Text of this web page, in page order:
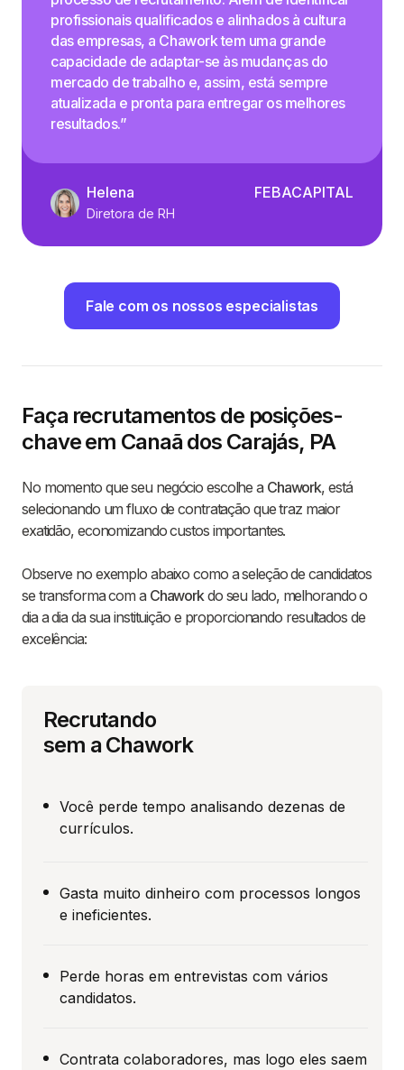
profissionais qualificados e alinhados à cultura
das empresas, a Chawork tem uma grande
capacidade de adaptar-se às mudanças do
mercado de trabalho e, assim, está sempre
atualizada e pronta para entregar os melhores
resultados.”
Helena
Diretora de RH
FEBACAPITAL
Fale com os nossos especialistas
Faça recrutamentos de posições-
chave em Canaã dos Carajás, PA
No momento que seu negócio escolhe a Chawork, está
selecionando um fluxo de contratação que traz maior
exatidão, economizando custos importantes.
Observe no exemplo abaixo como a seleção de candidatos
se transforma com a Chaworkdo seu lado, melhorando o
dia a dia da sua instituição e proporcionando resultados de
excelência:
Recrutando
sem a Chawork
Você perde tempo analisando dezenas de
currículos.
Gasta muito dinheiro com processos longos
e ineficientes.
Perde horas em entrevistas com vários
candidatos.
Contrata colaboradores, mas logo eles saem